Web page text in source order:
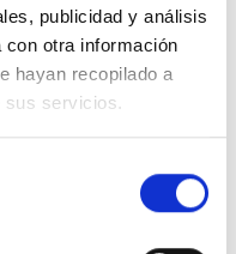
publicidad y análisis
con otra información
hayan recopilado a
sus servicios.